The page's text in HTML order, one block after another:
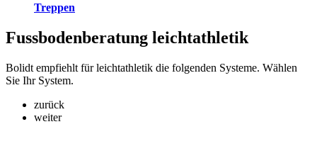
Treppen
Fussbodenberatung leichtathletik
Bolidt empfiehlt für leichtathletik die folgenden Systeme. Wählen
Sie Ihr System.
zurück
weiter